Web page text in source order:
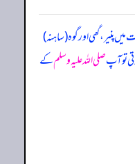
پنیر، گھی اور گوہ (ساہنہ)
تو آپصلی اللہ علیہ وسلمکے